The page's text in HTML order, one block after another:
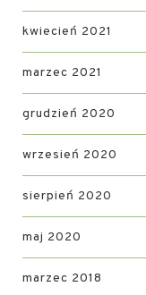
kwiecień 2021
marzec 2021
grudzień 2020
wrzesień 2020
sierpień 2020
maj 2020
marzec 2018